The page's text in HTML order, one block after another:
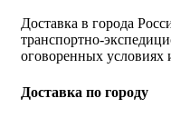
Доставка в города
транспортно-
оговоренных условиях
Доставка по городу